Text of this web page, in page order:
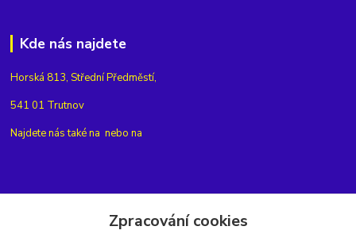
Kde nás najdete
Horská 813, Střední Předměstí,
541 01 Trutnov
Najdete nás také na nebo na
Zpracování cookies